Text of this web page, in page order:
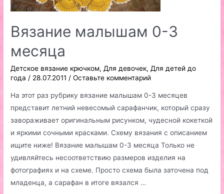
Вязание малышам 0-3
месяца
Детское вязание крючком, Для девочек, Для детей до
года / 28.07.2011 /Оставьте комментарий
На этот раз рубрику вязание малышам 0-3 месяцев
представит летний невесомый сарафанчик, который сразу
завораживает оригинальным рисунком, чудесной кокеткой
и яркими сочными красками. Схему вязания с описанием
ищите ниже! Вязание малышам 0-3 месяца Только не
удивляйтесь несоответствию размеров изделия на
фотографиях и на схеме. Просто схема была заточена под
младенца, а сарафан в итоге вязался …